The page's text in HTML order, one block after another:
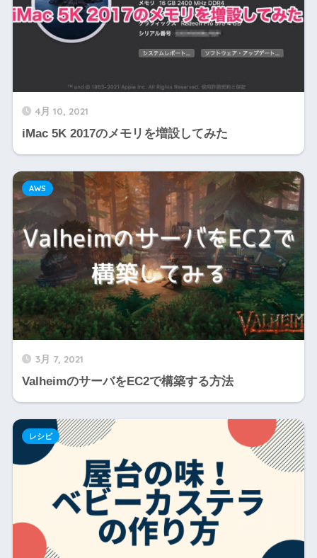
4月 10, 2021
iMac 5K 2017のメモリを増設してみた
3月 7, 2021
ValheimのサーバをEC2で構築する方法
AWS
レシピ